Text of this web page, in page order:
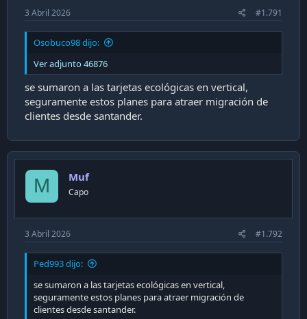
3 Abril 2026 #1.791
Osobuco98 dijo:
Ver adjunto 46876
se sumaron a las tarjetas ecológicas en vertical,
seguramente estos planes para atraer migración de
clientes desde santander.
M Muf
Capo
3 Abril 2026 #1.792
Ped993 dijo:
se sumaron a las tarjetas ecológicas en vertical,
seguramente estos planes para atraer migración de
clientes desde santander.